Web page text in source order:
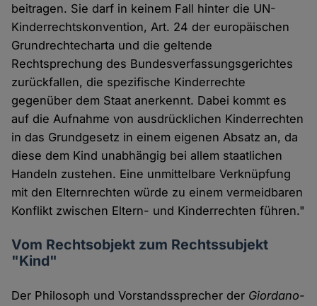
beitragen. Sie darf in keinem Fall hinter die UN-
Kinderrechtskonvention, Art. 24 der europäischen
Grundrechtecharta und die geltende
Rechtsprechung des Bundesverfassungsgerichtes
zurückfallen, die spezifische Kinderrechte
gegenüber dem Staat anerkennt. Dabei kommt es
auf die Aufnahme von ausdrücklichen Kinderrechten
in das Grundgesetz in einem eigenen Absatz an, da
diese dem Kind unabhängig bei allem staatlichen
Handeln zustehen. Eine unmittelbare Verknüpfung
mit den Elternrechten würde zu einem vermeidbaren
Konflikt zwischen Eltern- und Kinderrechten führen."
Vom Rechtsobjekt zum Rechtssubjekt
"Kind"
Der Philosoph und Vorstandssprecher der Giordano-